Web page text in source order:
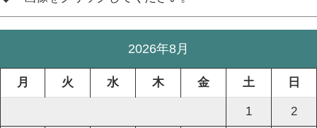
2026年8月
月 火 水 木 金 土 日
1 2